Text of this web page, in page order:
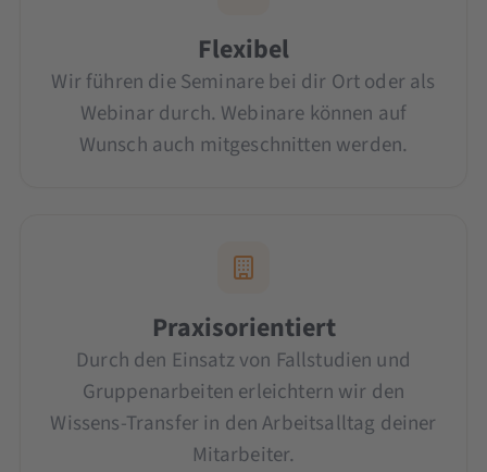
Flexibel
Wir führen die Seminare bei dir Ort oder als
Webinar durch. Webinare können auf
Wunsch auch mitgeschnitten werden.
Praxisorientiert
Durch den Einsatz von Fallstudien und
Gruppenarbeiten erleichtern wir den
Wissens-Transfer in den Arbeitsalltag deiner
Mitarbeiter.